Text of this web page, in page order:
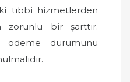
tıbbi hizmetlerden
zorunlu bir şarttır.
durumunu